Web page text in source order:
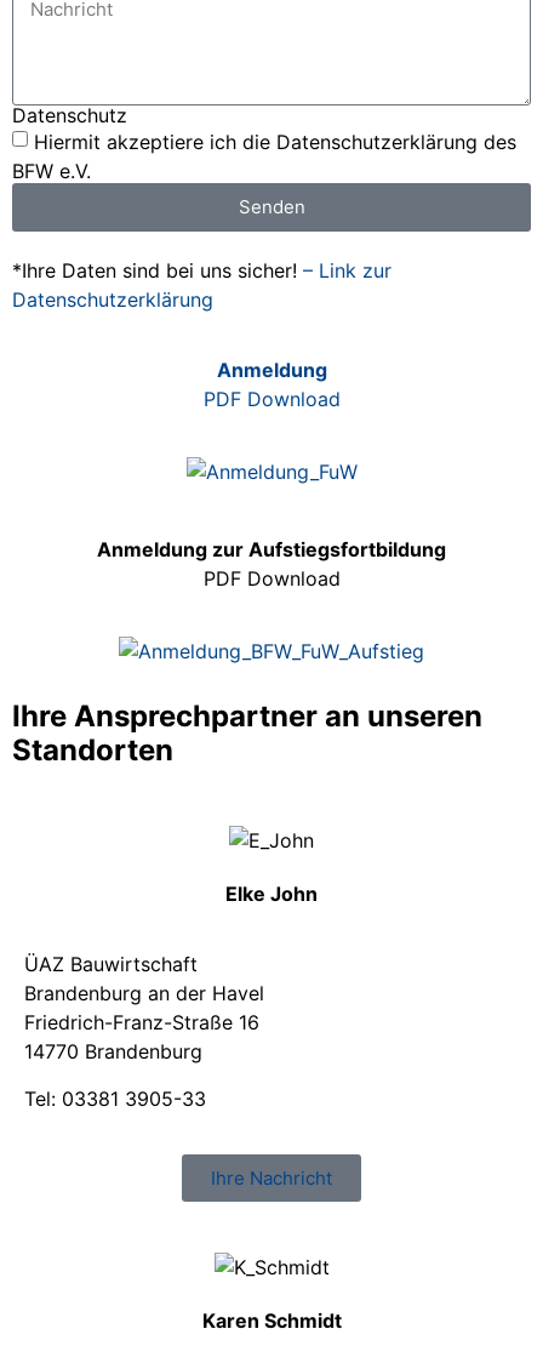
Datenschutz
Hiermit akzeptiere ich die Datenschutzerklärung des
BFW e.V.
Senden
*Ihre Daten sind bei uns sicher! – Link zur
Datenschutzerklärung
Anmeldung
PDF Download
Anmeldung zur Aufstiegsfortbildung
PDF Download
Ihre Ansprechpartner an unseren
Standorten
Elke John
ÜAZ Bauwirtschaft
Brandenburg an der Havel
Friedrich-Franz-Straße 16
14770 Brandenburg
Tel: 03381 3905-33
Ihre Nachricht
Karen Schmidt